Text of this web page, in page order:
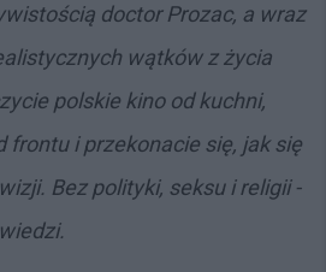
doctor Prozac, a wraz
wątków z życia
polskie kino od kuchni,
frontu i przekonacie się, jak się
Bez polityki, seksu i religii -